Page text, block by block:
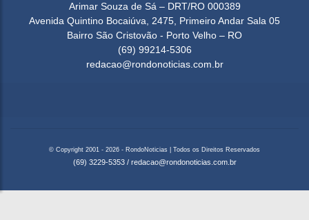
Arimar Souza de Sá – DRT/RO 000389
Avenida Quintino Bocaiúva, 2475, Primeiro Andar Sala 05
Bairro São Cristovão - Porto Velho – RO
(69) 99214-5306
redacao@rondonoticias.com.br
© Copyright 2001 - 2026 - RondoNoticias | Todos os Direitos Reservados
(69) 3229-5353 / redacao@rondonoticias.com.br